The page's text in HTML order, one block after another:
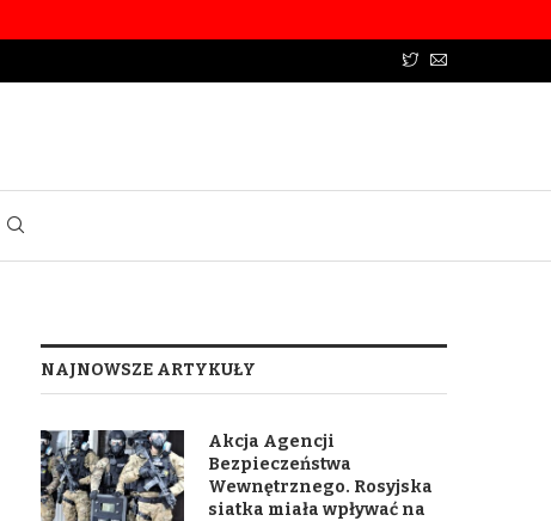
NAJNOWSZE ARTYKUŁY
Akcja Agencji
Bezpieczeństwa
Wewnętrznego. Rosyjska
siatka miała wpływać na